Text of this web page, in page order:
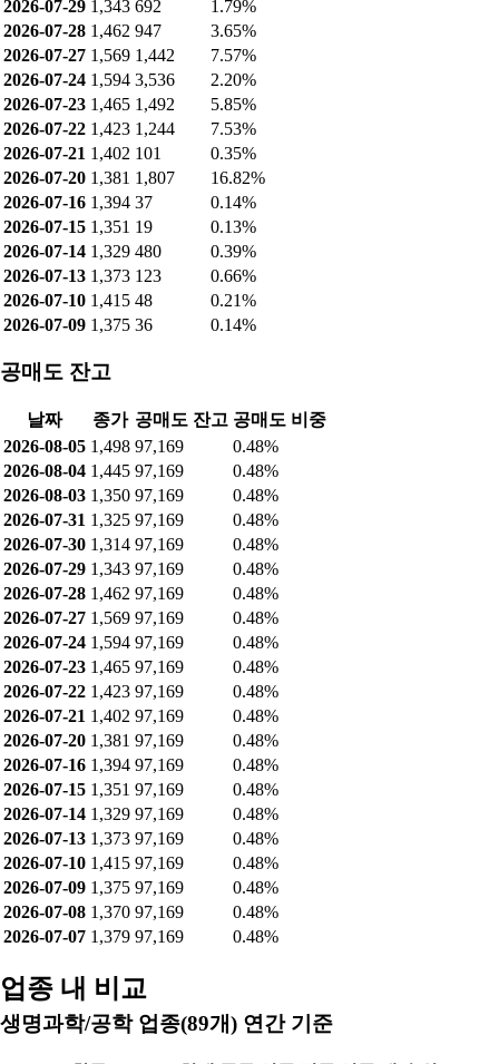
2026-07-29 1,343 692
1.79%
2026-07-28 1,462 947
3.65%
2026-07-27 1,569 1,442
7.57%
2026-07-24 1,594 3,536
2.20%
2026-07-23 1,465 1,492
5.85%
2026-07-22 1,423 1,244
7.53%
2026-07-21 1,402 101
0.35%
2026-07-20 1,381 1,807
16.82%
2026-07-16 1,394 37
0.14%
2026-07-15 1,351 19
0.13%
2026-07-14 1,329 480
0.39%
2026-07-13 1,373 123
0.66%
2026-07-10 1,415 48
0.21%
2026-07-09 1,375 36 0.14%
공매도 잔고
날짜 종가 공매도 잔고 공매도 비중
2026-08-05 1,498 97,169
0.48%
2026-08-04 1,445 97,169
0.48%
2026-08-03 1,350 97,169
0.48%
2026-07-31 1,325 97,169
0.48%
2026-07-30 1,314 97,169
0.48%
2026-07-29 1,343 97,169
0.48%
2026-07-28 1,462 97,169
0.48%
2026-07-27 1,569 97,169
0.48%
2026-07-24 1,594 97,169
0.48%
2026-07-23 1,465 97,169
0.48%
2026-07-22 1,423 97,169
0.48%
2026-07-21 1,402 97,169
0.48%
2026-07-20 1,381 97,169
0.48%
2026-07-16 1,394 97,169
0.48%
2026-07-15 1,351 97,169
0.48%
2026-07-14 1,329 97,169
0.48%
2026-07-13 1,373 97,169
0.48%
2026-07-10 1,415 97,169
0.48%
2026-07-09 1,375 97,169
0.48%
2026-07-08 1,370 97,169
0.48%
2026-07-07 1,379 97,169 0.48%
업종 내 비교
생명과학/공학 업종(89개) 연간 기준